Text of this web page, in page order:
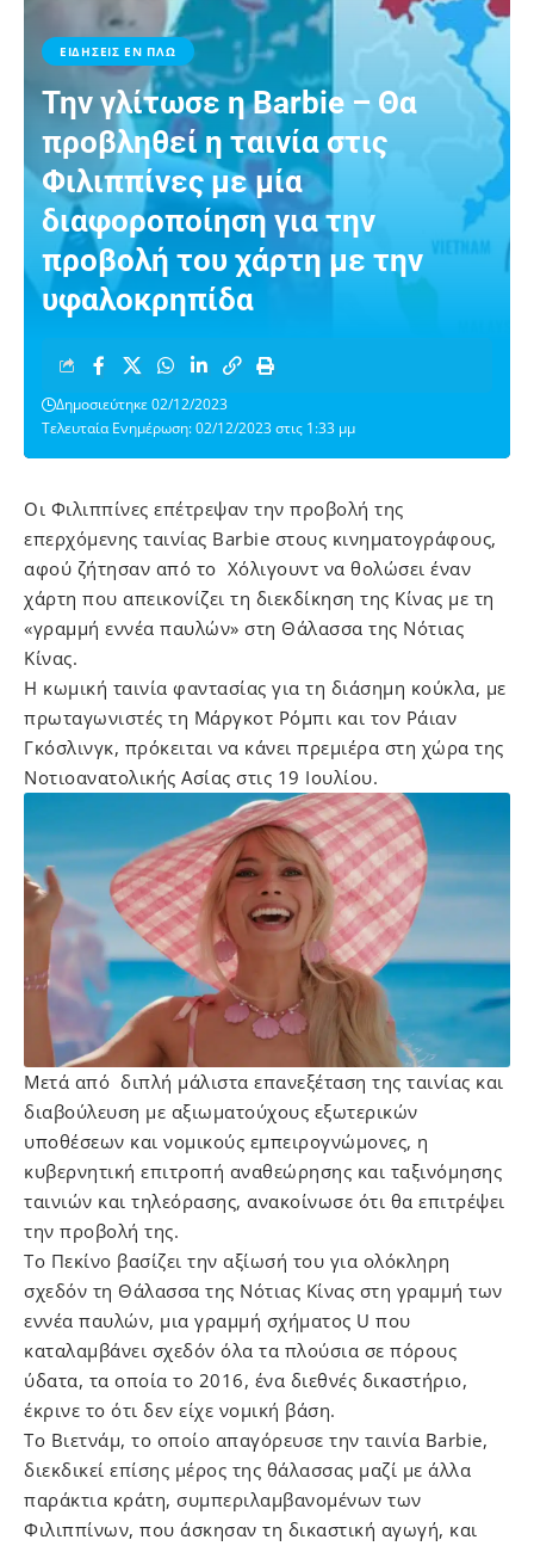
ΕΙΔΗΣΕΙΣ ΕΝ ΠΛΩ
Την γλίτωσε η Barbie – Θα
προβληθεί η ταινία στις
Φιλιππίνες με μία
διαφοροποίηση για την
προβολή του χάρτη με την
υφαλοκρηπίδα
Τελευταία Ενημέρωση: 02/12/2023 στις 1:33 μμ
Δημοσιεύτηκε 02/12/2023
Οι Φιλιππίνες επέτρεψαν την προβολή της
επερχόμενης ταινίας Barbie στους κινηματογράφους,
αφού ζήτησαν από το Χόλιγουντ να θολώσει έναν
χάρτη που απεικονίζει τη διεκδίκηση της Κίνας με τη
«γραμμή εννέα παυλών» στη Θάλασσα της Νότιας
Κίνας.
Η κωμική ταινία φαντασίας για τη διάσημη κούκλα, με
πρωταγωνιστές τη Μάργκοτ Ρόμπι και τον Ράιαν
Γκόσλινγκ, πρόκειται να κάνει πρεμιέρα στη χώρα της
Νοτιοανατολικής Ασίας στις 19 Ιουλίου.
Μετά από διπλή μάλιστα επανεξέταση της ταινίας και
διαβούλευση με αξιωματούχους εξωτερικών
υποθέσεων και νομικούς εμπειρογνώμονες, η
κυβερνητική επιτροπή αναθεώρησης και ταξινόμησης
ταινιών και τηλεόρασης, ανακοίνωσε ότι θα επιτρέψει
την προβολή της.
Το Πεκίνο βασίζει την αξίωσή του για ολόκληρη
σχεδόν τη Θάλασσα της Νότιας Κίνας στη γραμμή των
εννέα παυλών, μια γραμμή σχήματος U που
καταλαμβάνει σχεδόν όλα τα πλούσια σε πόρους
ύδατα, τα οποία το 2016, ένα διεθνές δικαστήριο,
έκρινε το ότι δεν είχε νομική βάση.
Το Βιετνάμ, το οποίο απαγόρευσε την ταινία Barbie,
διεκδικεί επίσης μέρος της θάλασσας μαζί με άλλα
παράκτια κράτη, συμπεριλαμβανομένων των
Φιλιππίνων, που άσκησαν τη δικαστική αγωγή, και